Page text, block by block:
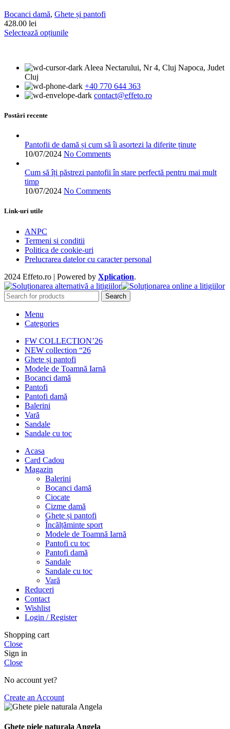
pot
fi
în
Bocanci damă, Ghete și pantofi
428.00 lei
Selectează opțiunileAcest
multe
Opțiunile
pot
produsului.
Aleea Nectarului, Nr 4, Cluj Napoca, Judet
Cluj
+40 770 644 363
contact@effeto.ro
Postări recente
Pantofii de damă și cum să îi asortezi la diferite ținute
10/07/2024 No Comments
Cum să îți păstrezi pantofii în stare perfectă pentru mai mult
timp
10/07/2024 No Comments
Link-uri utile
ANPC
Termeni si conditii
Politica de cookie-uri
Prelucrarea datelor cu caracter personal
2024 Effeto.ro | Powered by Xplication.
Search
Menu
Categories
FW COLLECTION’26
NEW collection “26
Ghete și pantofi
Modele de Toamnă Iarnă
Bocanci damă
Pantofi
Pantofi damă
Balerini
Vară
Sandale
Sandale cu toc
Acasa
Card Cadou
Magazin
Balerini
Bocanci damă
Ciocate
Cizme damă
Ghete și pantofi
Încălțăminte sport
Modele de Toamnă Iarnă
Pantofi cu toc
Pantofi damă
Sandale
Sandale cu toc
Vară
Reduceri
Contact
Wishlist
Login / Register
Shopping cart
Close
Sign in
Close
No account yet?
Create an Account
Ghete piele naturala Angela